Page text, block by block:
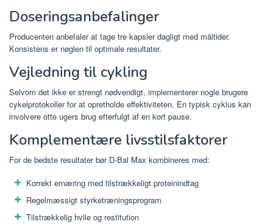
Doseringsanbefalinger
Producenten anbefaler at tage tre kapsler dagligt med måltider.
Konsistens er nøglen til optimale resultater.
Vejledning til cykling
Selvom det ikke er strengt nødvendigt, implementerer nogle brugere
cykelprotokoller for at opretholde effektiviteten. En typisk cyklus kan
involvere otte ugers brug efterfulgt af en kort pause.
Komplementære livsstilsfaktorer
For de bedste resultater bør D-Bal Max kombineres med:
Korrekt ernæring med tilstrækkeligt proteinindtag
Regelmæssigt styrketræningsprogram
Tilstrækkelig hvile og restitution